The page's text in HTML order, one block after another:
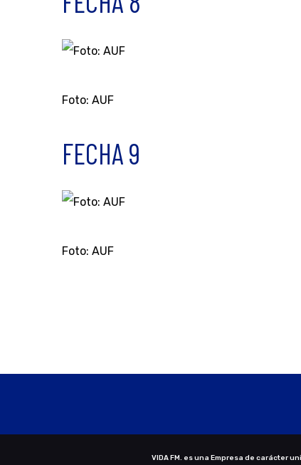
Foto: AUF
FECHA 9
Foto: AUF
VIDA FM. es una Empresa de carácter